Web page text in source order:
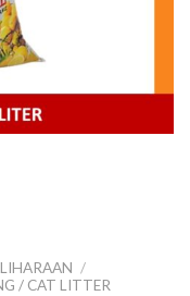
/
/ CAT LITTER